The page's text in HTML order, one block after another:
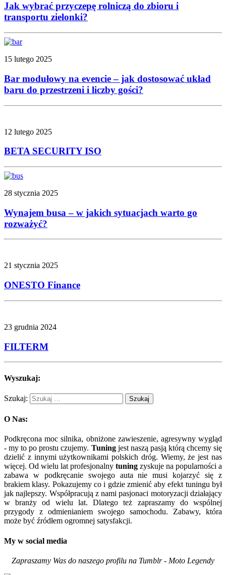
Jak wybrać przyczepę rolniczą do zbioru i
transportu zielonki?
15 lutego 2025
Bar modułowy na evencie – jak dostosować układ
baru do przestrzeni i liczby gości?
12 lutego 2025
BETA SECURITY ISO
28 stycznia 2025
Wynajem busa – w jakich sytuacjach warto go
rozważyć?
21 stycznia 2025
ONESTO Finance
23 grudnia 2024
FILTERM
Wyszukaj:
Szukaj:
O Nas:
Podkręcona moc silnika, obniżone zawieszenie, agresywny wygląd
- my to po prostu czujemy. Tuningjest naszą pasją którą chcemy się
dzielić z innymi użytkownikami polskich dróg. Wiemy, że jest nas
więcej. Od wielu lat profesjonalny tuning zyskuje na popularności a
zabawa w podkręcanie swojego auta nie musi kojarzyć się z
brakiem klasy. Pokazujemy co i gdzie zmienić aby efekt tuningu był
jak najlepszy. Współpracują z nami pasjonaci motoryzacji działający
w branży od wielu lat. Dlatego też zapraszamy do wspólnej
przygody z odmienianiem swojego samochodu. Zabawy, która
może być źródłem ogromnej satysfakcji.
My w social media
Zapraszamy Was do naszego profilu na Tumblr - Moto Legendy